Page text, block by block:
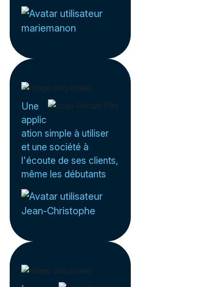
mariemanon
Une
applic
ation simple à utiliser
et une société à
l'écoute de ses clients,
même les débutants
Jean-Christophe